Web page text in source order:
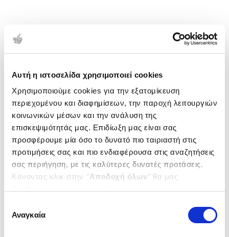
Αυτή η ιστοσελίδα χρησιμοποιεί cookies
Χρησιμοποιούμε cookies για την εξατομίκευση
περιεχομένου και διαφημίσεων, την παροχή λειτουργιών
κοινωνικών μέσων και την ανάλυση της
επισκεψιμότητάς μας. Επιδίωξη μας είναι σας
προσφέρουμε μία όσο το δυνατό πιο ταιριαστή στις
προτιμήσεις σας και πιο ενδιαφέρουσα στις αναζητήσεις
σας περιήγηση, με τις καλύτερες δυνατές προτάσεις.
Κάνοντας κλικ στην ‘’Αποδοχή όλων’’ θα μας
ενδιαφέρουν και να επιλέξετε από τα παρακάτω με την
΄΄και να ενημερωθείτε σχετικά με
συγκατάθεσης
Αναγκαία